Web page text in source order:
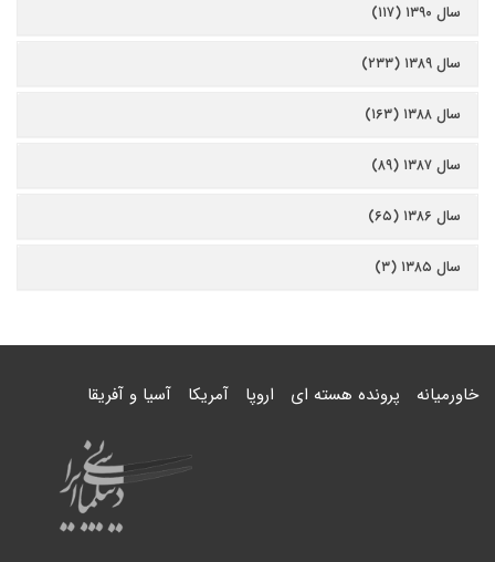
سال ۱۳۹۰ (۱۱۷)
سال ۱۳۸۹ (۲۳۳)
سال ۱۳۸۸ (۱۶۳)
سال ۱۳۸۷ (۸۹)
سال ۱۳۸۶ (۶۵)
سال ۱۳۸۵ (۳)
خاورمیانه پرونده هسته ای اروپا آمریکا آسیا و آفریقا